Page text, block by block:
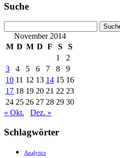
Suche
nach:November 2014
M D M D F S
S
1
2
3
4 5 6 7 8
9
10 11 12 13 14 15 16
17 18 19 20 21 22 23
24 25 26 27 28 29 30
« Okt.
Dez. »
Schlagwörter
Analytics